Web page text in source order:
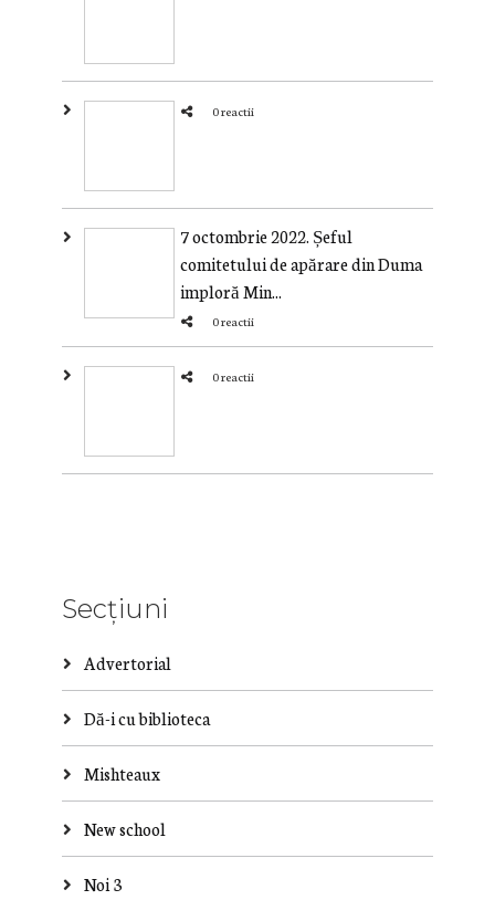
0 reactii
7 octombrie 2022. Șeful
comitetului de apărare din Duma
imploră Min...
0 reactii
0 reactii
Secțiuni
Advertorial
Dă-i cu biblioteca
Mishteaux
New school
Noi 3